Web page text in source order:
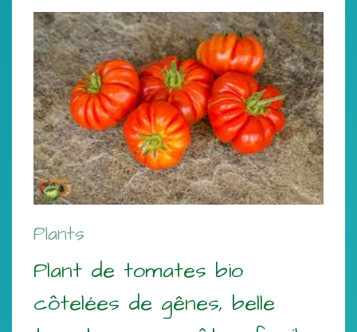
Plants
Plant de tomates bio
côtelées de gênes, belle